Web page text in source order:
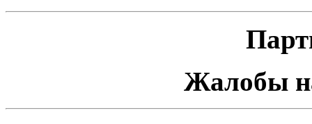
Жалобы